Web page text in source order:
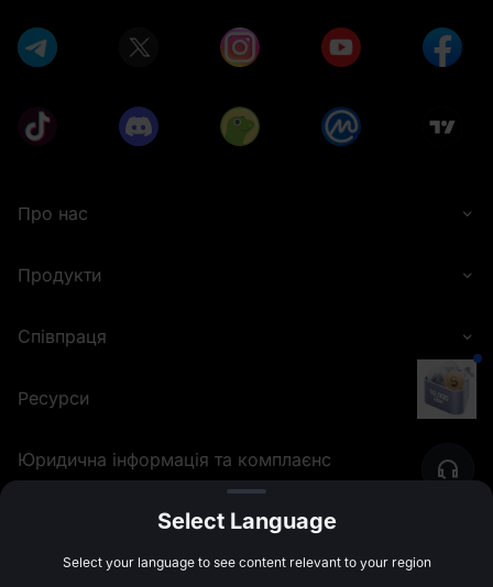
Про нас
Продукти
Співпраця
Ресурси
Юридична інформація та комплаєнс
©2026 MEXC.COM
Select Language
Select your language to see content relevant to your region